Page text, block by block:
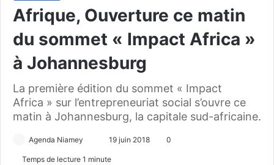
Afrique, Ouverture ce matin
du sommet « Impact Africa »
à Johannesburg
La première édition du sommet « Impact
Africa » sur l’entrepreneuriat social s’ouvre ce
matin à Johannesburg, la capitale sud-africaine.
Agenda Niamey
n
19 juin 2018 0
Temps de lecture 1 minute